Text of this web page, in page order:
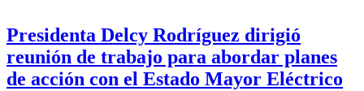
Presidenta Delcy Rodríguez dirigió
reunión de trabajo para abordar planes
de acción con el Estado Mayor Eléctrico